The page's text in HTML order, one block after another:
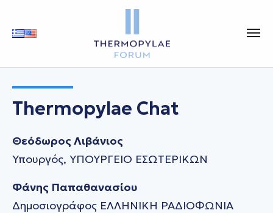
Thermopylae Chat
Θεόδωρος Λιβάνιος
Υπουργός, ΥΠΟΥΡΓΕΙΟ ΕΣΩΤΕΡΙΚΩΝ
Φάνης Παπαθανασίου
Δημοσιογράφος ΕΛΛΗΝΙΚΗ ΡΑΔΙΟΦΩΝΙΑ